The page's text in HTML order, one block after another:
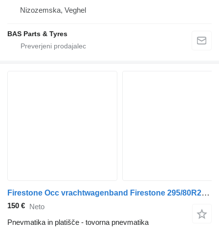
Nizozemska, Veghel
BAS Parts & Tyres
Firestone Occ vrachtwagenband Firestone 295/80R22.5
150 € Neto
Pnevmatika in platišče - tovorna pnevmatika